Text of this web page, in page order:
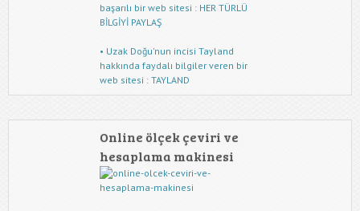
başarılı bir web sitesi : HER TÜRLÜ
BİLGİYİ PAYLAŞ
• Uzak Doğu'nun incisi Tayland
hakkında faydalı bilgiler veren bir
web sitesi : TAYLAND
Online ölçek çeviri ve
hesaplama makinesi